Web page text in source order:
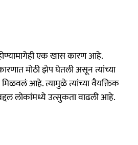
एक खास कारण आहे.
मोठी झेप घेतली असून त्यांच्या
आहे. त्यामुळे त्यांच्या वैयक्तिक
लोकांमध्ये उत्सुकता वाढली आहे.